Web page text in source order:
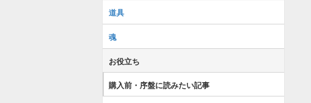
道具
魂
お役立ち
購入前・序盤に読みたい記事